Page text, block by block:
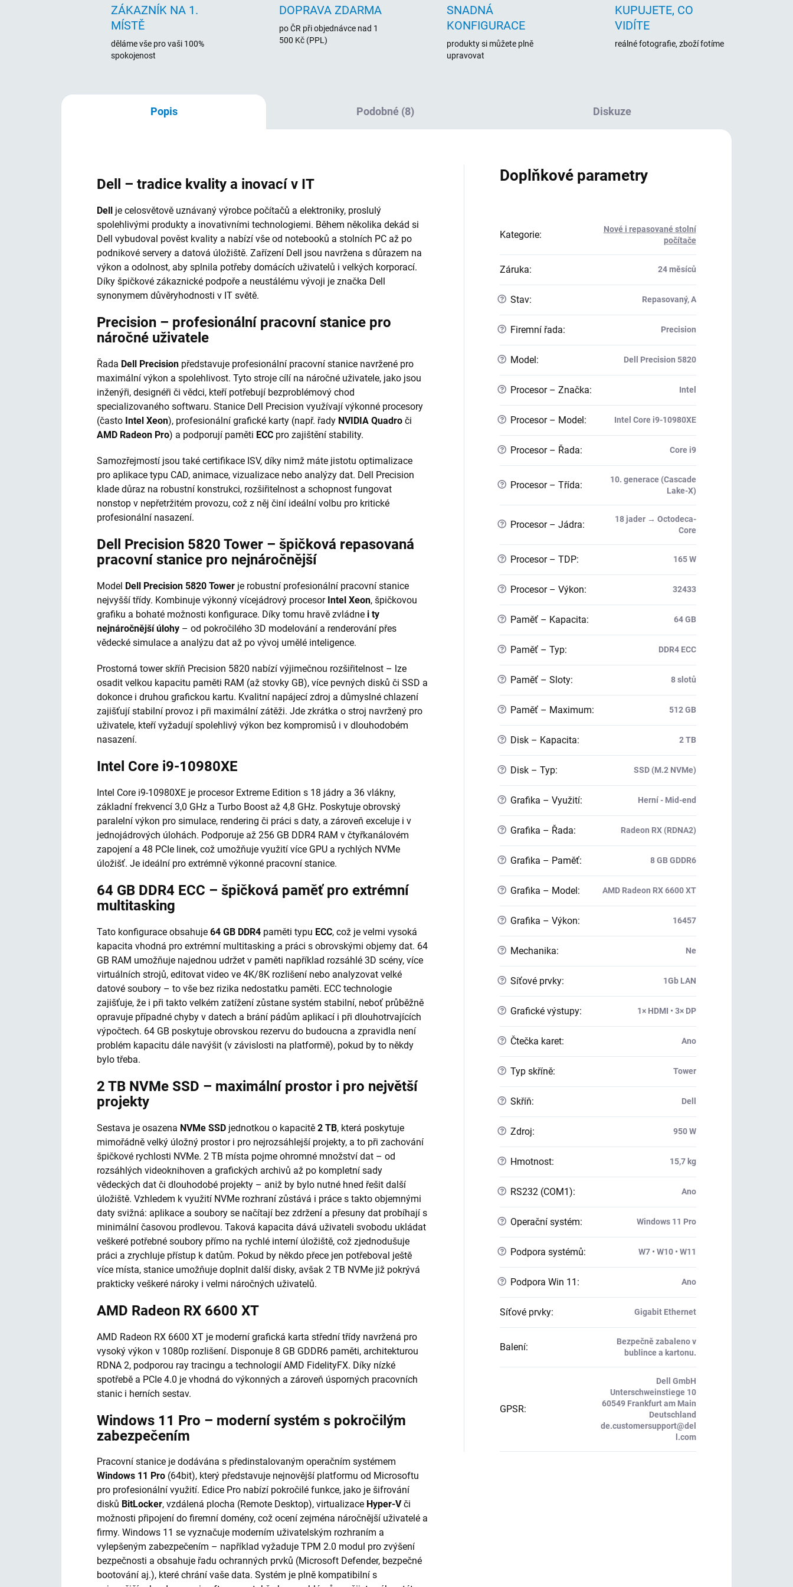
ZÁKAZNÍK NA 1.
MÍSTĚ
děláme vše pro vaši 100%
spokojenost
DOPRAVA ZDARMA
po ČR při objednávce nad 1
500 Kč (PPL)
SNADNÁ
KONFIGURACE
produkty si můžete plně
upravovat
KUPUJETE, CO
VIDÍTE
reálné fotografie, zboží fotíme
Popis Podobné (8) Diskuze
Dell – tradice kvality a inovací v IT
Dell je celosvětově uznávaný výrobce počítačů a elektroniky, proslulý
spolehlivými produkty a inovativními technologiemi. Během několika dekád si
Dell vybudoval pověst kvality a nabízí vše od notebooků a stolních PC až po
podnikové servery a datová úložiště. Zařízení Dell jsou navržena s důrazem na
výkon a odolnost, aby splnila potřeby domácích uživatelů i velkých korporací.
Díky špičkové zákaznické podpoře a neustálému vývoji je značka Dell
synonymem důvěryhodnosti v IT světě.
Precision – profesionální pracovní stanice pro
náročné uživatele
Řada Dell Precision představuje profesionální pracovní stanice navržené pro
maximální výkon a spolehlivost. Tyto stroje cílí na náročné uživatele, jako jsou
inženýři, designéři či vědci, kteří potřebují bezproblémový chod
specializovaného softwaru. Stanice Dell Precision využívají výkonné procesory
(často Intel Xeon), profesionální grafické karty (např. řady NVIDIA Quadro či
AMD Radeon Pro) a podporují paměti ECC pro zajištění stability.
Samozřejmostí jsou také certifikace ISV, díky nimž máte jistotu optimalizace
pro aplikace typu CAD, animace, vizualizace nebo analýzy dat. Dell Precision
klade důraz na robustní konstrukci, rozšiřitelnost a schopnost fungovat
nonstop v nepřetržitém provozu, což z něj činí ideální volbu pro kritické
profesionální nasazení.
Dell Precision 5820 Tower – špičková repasovaná
pracovní stanice pro nejnáročnější
Model Dell Precision 5820 Tower je robustní profesionální pracovní stanice
nejvyšší třídy. Kombinuje výkonný vícejádrový procesor Intel Xeon, špičkovou
grafiku a bohaté možnosti konfigurace. Díky tomu hravě zvládne i ty
nejnáročnější úlohy – od pokročilého 3D modelování a renderování přes
vědecké simulace a analýzu dat až po vývoj umělé inteligence.
Prostorná tower skříň Precision 5820 nabízí výjimečnou rozšiřitelnost – lze
osadit velkou kapacitu paměti RAM (až stovky GB), více pevných disků či SSD a
dokonce i druhou grafickou kartu. Kvalitní napájecí zdroj a důmyslné chlazení
zajišťují stabilní provoz i při maximální zátěži. Jde zkrátka o stroj navržený pro
uživatele, kteří vyžadují spolehlivý výkon bez kompromisů i v dlouhodobém
nasazení.
Intel Core i9-10980XE
Intel Core i9-10980XE je procesor Extreme Edition s 18 jádry a 36 vlákny,
základní frekvencí 3,0 GHz a Turbo Boost až 4,8 GHz. Poskytuje obrovský
paralelní výkon pro simulace, rendering či práci s daty, a zároveň exceluje i v
jednojádrových úlohách. Podporuje až 256 GB DDR4 RAM v čtyřkanálovém
zapojení a 48 PCIe linek, což umožňuje využití více GPU a rychlých NVMe
úložišť. Je ideální pro extrémně výkonné pracovní stanice.
64 GB DDR4 ECC – špičková paměť pro extrémní
multitasking
Tato konfigurace obsahuje 64 GB DDR4 paměti typu ECC, což je velmi vysoká
kapacita vhodná pro extrémní multitasking a práci s obrovskými objemy dat. 64
GB RAM umožňuje najednou udržet v paměti například rozsáhlé 3D scény, více
virtuálních strojů, editovat video ve 4K/8K rozlišení nebo analyzovat velké
datové soubory – to vše bez rizika nedostatku paměti. ECC technologie
zajišťuje, že i při takto velkém zatížení zůstane systém stabilní, neboť průběžně
opravuje případné chyby v datech a brání pádům aplikací i při dlouhotrvajících
výpočtech. 64 GB poskytuje obrovskou rezervu do budoucna a zpravidla není
problém kapacitu dále navýšit (v závislosti na platformě), pokud by to někdy
bylo třeba.
2 TB NVMe SSD – maximální prostor i pro největší
projekty
Sestava je osazena NVMe SSD jednotkou o kapacitě 2 TB, která poskytuje
mimořádně velký úložný prostor i pro nejrozsáhlejší projekty, a to při zachování
špičkové rychlosti NVMe. 2 TB místa pojme ohromné množství dat – od
rozsáhlých videoknihoven a grafických archivů až po kompletní sady
vědeckých dat či dlouhodobé projekty – aniž by bylo nutné hned řešit další
úložiště. Vzhledem k využití NVMe rozhraní zůstává i práce s takto objemnými
daty svižná: aplikace a soubory se načítají bez zdržení a přesuny dat probíhají s
minimální časovou prodlevou. Taková kapacita dává uživateli svobodu ukládat
veškeré potřebné soubory přímo na rychlé interní úložiště, což zjednodušuje
práci a zrychluje přístup k datům. Pokud by někdo přece jen potřeboval ještě
více místa, stanice umožňuje doplnit další disky, avšak 2 TB NVMe již pokrývá
prakticky veškeré nároky i velmi náročných uživatelů.
AMD Radeon RX 6600 XT
AMD Radeon RX 6600 XT je moderní grafická karta střední třídy navržená pro
vysoký výkon v 1080p rozlišení. Disponuje 8 GB GDDR6 paměti, architekturou
RDNA 2, podporou ray tracingu a technologií AMD FidelityFX. Díky nízké
spotřebě a PCIe 4.0 je vhodná do výkonných a zároveň úsporných pracovních
stanic i herních sestav.
Windows 11 Pro – moderní systém s pokročilým
zabezpečením
Pracovní stanice je dodávána s předinstalovaným operačním systémem
Windows 11 Pro (64bit), který představuje nejnovější platformu od Microsoftu
pro profesionální využití. Edice Pro nabízí pokročilé funkce, jako je šifrování
disků BitLocker, vzdálená plocha (Remote Desktop), virtualizace Hyper-Vči
možnosti připojení do firemní domény, což ocení zejména náročnější uživatelé a
firmy. Windows 11 se vyznačuje moderním uživatelským rozhraním a
vylepšeným zabezpečením – například vyžaduje TPM 2.0 modul pro zvýšení
bezpečnosti a obsahuje řadu ochranných prvků (Microsoft Defender, bezpečné
bootování aj.), které chrání vaše data. Systém je plně kompatibilní s
Doplňkové parametry
Kategorie:
Nové i repasované stolní
počítače
Záruka: 24 měsíců
? Stav: Repasovaný, A
? Firemní řada: Precision
? Model : Dell Precision 5820
? Procesor – Značka: Intel
? Procesor – Model : Intel Core i9-10980XE
? Procesor – Řada: Core i9
? Procesor – Třída:
10. generace (Cascade
Lake-X)
? Procesor – Jádra:
18 jader → Octodeca-
Core
? Procesor – TDP: 165 W
? Procesor – Výkon: 32433
? Paměť – Kapacita: 64 GB
? Paměť – Typ: DDR4 ECC
? Paměť – Sloty: 8 slotů
? Paměť – Maximum: 512 GB
? Disk – Kapacita: 2 TB
? Disk – Typ: SSD (M.2 NVMe)
? Grafika – Využití: Herní - Mid-end
? Grafika – Řada: Radeon RX (RDNA2)
? Grafika – Paměť: 8 GB GDDR6
? Grafika – Model : AMD Radeon RX 6600 XT
? Grafika – Výkon: 16457
? Mechanika: Ne
? Síťové prvky: 1Gb LAN
? Grafické výstupy: 1× HDMI • 3× DP
? Čtečka karet: Ano
? Typ skříně: Tower
? Skříň: Dell
? Zdroj: 950 W
? Hmotnost: 15,7 kg
? RS232 (COM1): Ano
? Operační systém: Windows 11 Pro
? Podpora systémů: W7 • W10 • W11
? Podpora Win 11 : Ano
Síťové prvky: Gigabit Ethernet
Balení:
Bezpečně zabaleno v
bublince a kartonu.
GPSR:
Dell GmbH
Unterschweinstiege 10
60549 Frankfurt am Main
Deutschland
de.customersupport@del
l.com